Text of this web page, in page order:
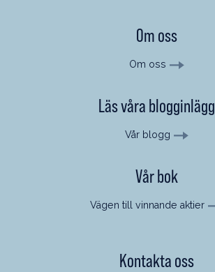
Om oss
Om oss
Läs våra blogginlägg
Vår blogg
Vår bok
Vägen till vinnande aktier
Kontakta oss